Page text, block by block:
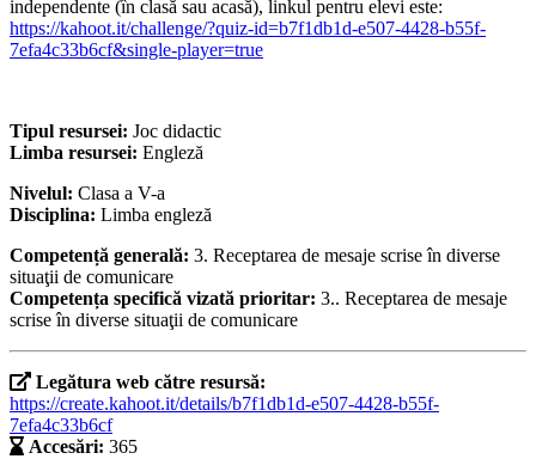
independente (în clasă sau acasă), linkul pentru elevi este:
https://kahoot.it/challenge/?quiz-id=b7f1db1d-e507-4428-b55f-
7efa4c33b6cf&single-player=true
Tipul resursei: Joc didactic
Limba resursei: Engleză
Nivelul: Clasa a V-a
Disciplina: Limba engleză
Competență generală: 3. Receptarea de mesaje scrise în diverse
situaţii de comunicare
Competența specifică vizată prioritar: 3.. Receptarea de mesaje
scrise în diverse situaţii de comunicare
Legătura web către resursă:
https://create.kahoot.it/details/b7f1db1d-e507-4428-b55f-
7efa4c33b6cf
Accesări: 365